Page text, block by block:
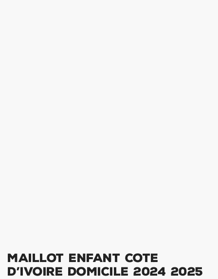
Maillot Enfant Cote
d’Ivoire Domicile 2024 2025